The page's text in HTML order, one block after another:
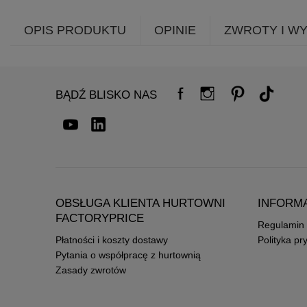
OPIS PRODUKTU OPINIE ZWROTY I
BĄDŹ BLISKO NAS
OBSŁUGA KLIENTA HURTOWNI
FACTORYPRICE
Płatności i koszty dostawy
Pytania o współpracę z hurtownią
Zasady zwrotów
Regulamin
Polityka